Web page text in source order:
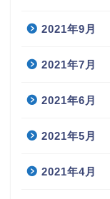
2021年9月
2021年7月
2021年6月
2021年5月
2021年4月